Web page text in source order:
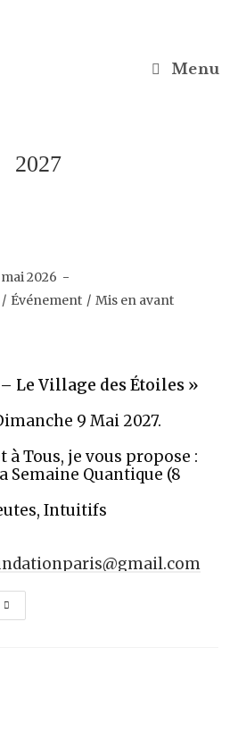
Menu
2027
2026
/ Événement / Mis en avant
Le Village des Étoiles »
9 Mai 2027.
à Tous, je vous propose :
Semaine Quantique (8
Intuitifs